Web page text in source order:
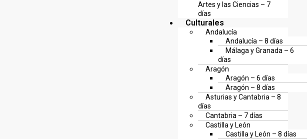
Artes y las Ciencias – 7
días
Culturales
Andalucía
Andalucía – 8 días
Málaga y Granada – 6
días
Aragón
Aragón – 6 días
Aragón – 8 días
Asturias y Cantabria – 8
días
Cantabria – 7 días
Castilla y León
Castilla y León – 8 días